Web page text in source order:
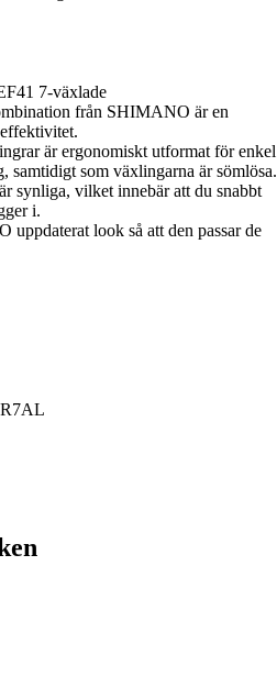
7-växlade
från SHIMANO är en
är ergonomiskt utformat för enkel
samtidigt som växlingarna är sömlösa.
synliga, vilket innebär att du snabbt
i.
uppdaterat look så att den passar de